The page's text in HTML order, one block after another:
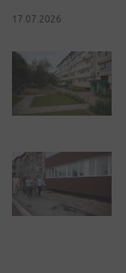
17.07.2026